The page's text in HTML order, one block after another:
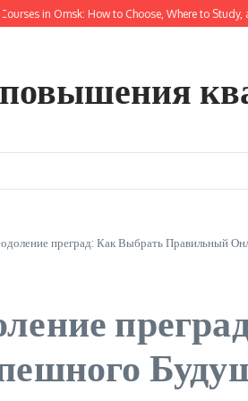
in Omsk: How to Choose, Where to Study, and
преград: Как Выбрать Правильный